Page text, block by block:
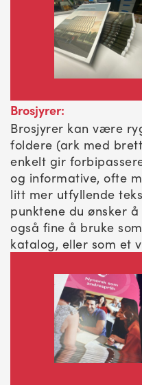
Brosjyrer:
Brosjyrer kan være
foldere (ark med
enkelt gir
og informative, ofte
litt mer utfyllende
punktene du ønsker
også fine å bruke
katalog, eller som et